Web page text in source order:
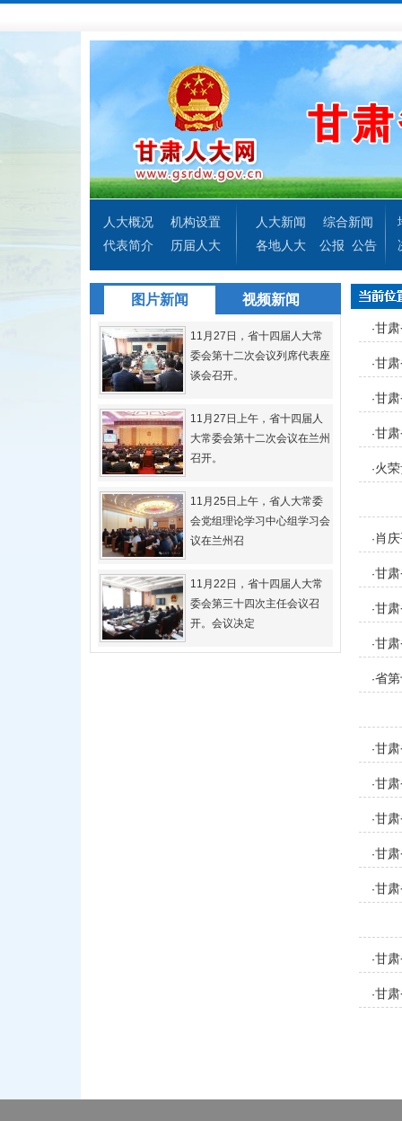
人大概况
机构设置
代表简介
历届人大
人大新闻
综合新闻
各地人大
公报 公告
图片新闻 视频新闻
11月27日，省十四届人大常
委会第十二次会议列席代表座
谈会召开。
11月27日上午，省十四届人
大常委会第十二次会议在兰州
召开。
11月25日上午，省人大常委
会党组理论学习中心组学习会
议在兰州召
11月22日，省十四届人大常
委会第三十四次主任会议召
开。会议决定
·甘
·甘
·甘
·甘
·火
·肖
·甘
·甘
·甘
·省
·甘
·甘
·甘
·甘
·甘
·甘
·甘